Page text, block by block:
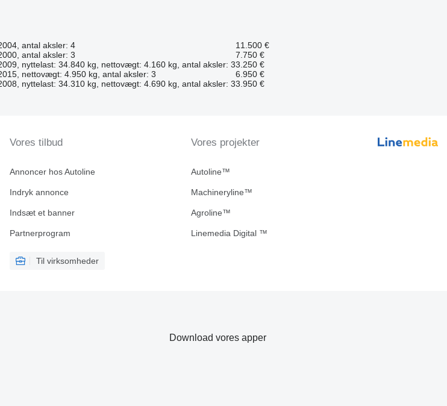
antal aksler: 4
11.500 €
antal aksler: 3
7.750 €
nyttelast: 34.840 kg, nettovægt: 4.160 kg, antal aksler: 33.250 €
nettovægt: 4.950 kg, antal aksler: 3
6.950 €
nyttelast: 34.310 kg, nettovægt: 4.690 kg, antal aksler: 33.950 €
Vores tilbud
Annoncer hos Autoline
Indryk annonce
Indsæt et banner
Partnerprogram
Til virksomheder
Vores projekter
Autoline™
Machineryline™
Agroline™
Linemedia Digital ™
Download vores apper